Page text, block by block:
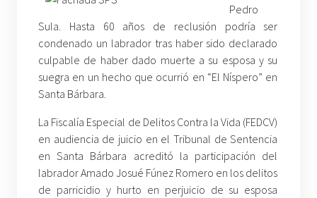
Pedro
Sula. Hasta 60 años de reclusión podría ser
condenado un labrador tras haber sido declarado
culpable de haber dado muerte a su esposa y su
suegra en un hecho que ocurrió en “El Níspero” en
Santa Bárbara.
La Fiscalía Especial de Delitos Contra la Vida (FEDCV)
en audiencia de juicio en el Tribunal de Sentencia
en Santa Bárbara acreditó la participación del
labrador Amado Josué Fúnez Romero en los delitos
de parricidio y hurto en perjuicio de su esposa